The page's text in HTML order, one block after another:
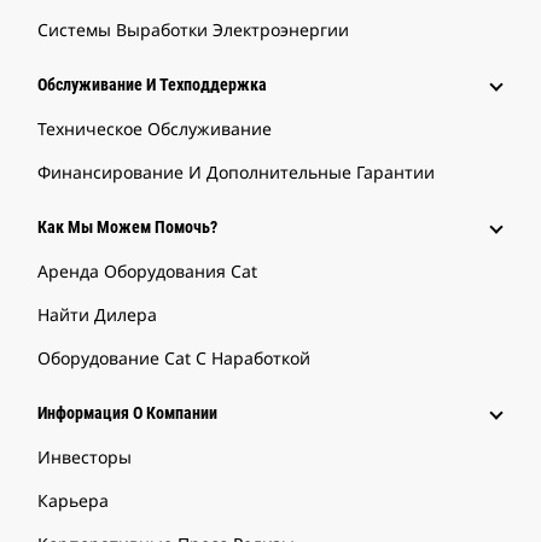
Системы Выработки Электроэнергии
Обслуживание И Техподдержка
Техническое Обслуживание
Финансирование И Дополнительные Гарантии
Как Мы Можем Помочь?
Аренда Оборудования Cat
Найти Дилера
Оборудование Cat С Наработкой
Информация О Компании
Инвесторы
Карьера